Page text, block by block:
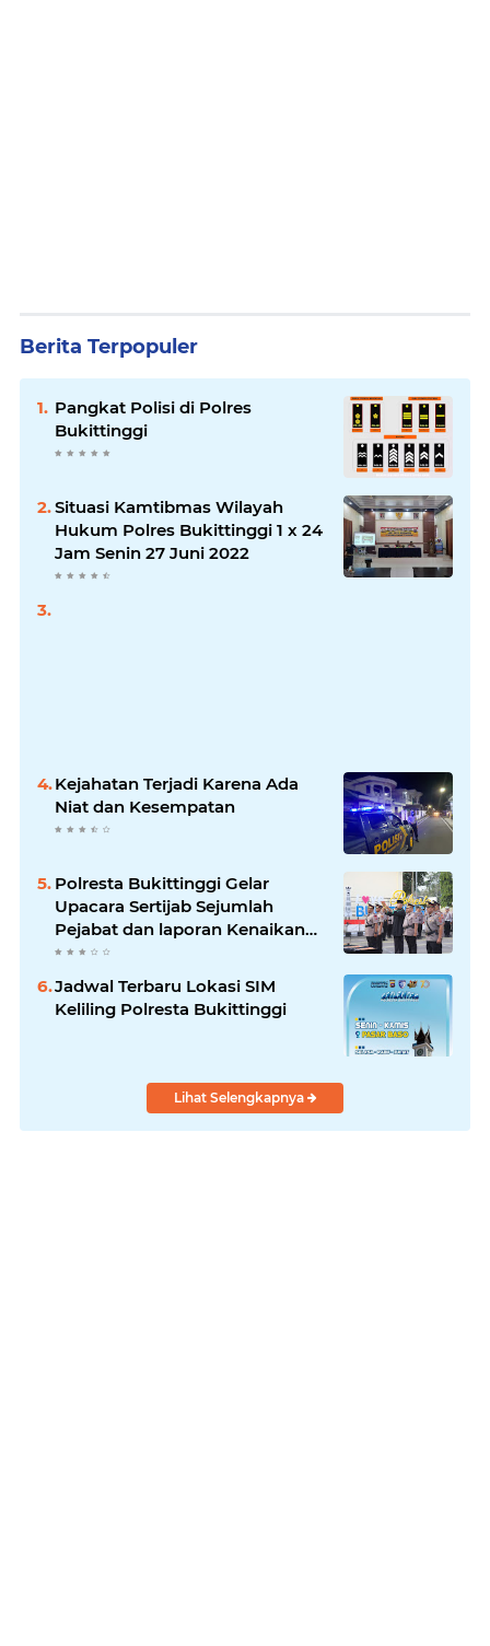
Berita Terpopuler
Pangkat Polisi di Polres
Bukittinggi
Situasi Kamtibmas Wilayah
Hukum Polres Bukittinggi 1 x 24
Jam Senin 27 Juni 2022
Kejahatan Terjadi Karena Ada
Niat dan Kesempatan
Polresta Bukittinggi Gelar
Upacara Sertijab Sejumlah
Pejabat dan laporan Kenaikan
Pangkat Pengabdian
Jadwal Terbaru Lokasi SIM
Keliling Polresta Bukittinggi
Lihat Selengkapnya